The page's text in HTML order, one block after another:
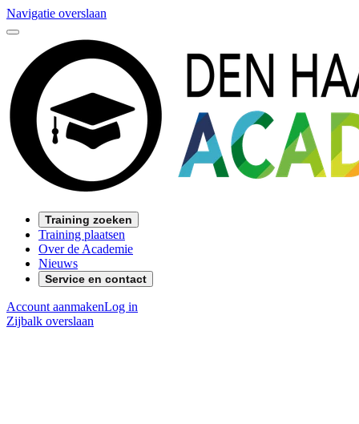
Navigatie overslaan
Training zoeken
Training plaatsen
Over de Academie
Nieuws
Service en contact
Account aanmakenLog in
Zijbalk overslaan